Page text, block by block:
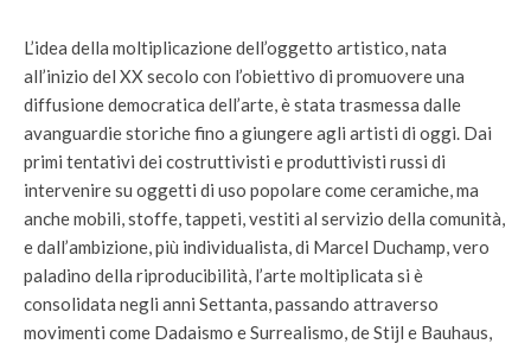
L’idea della moltiplicazione dell’oggetto artistico, nata
all’inizio del XX secolo con l’obiettivo di promuovere una
diffusione democratica dell’arte, è stata trasmessa dalle
avanguardie storiche fino a giungere agli artisti di oggi. Dai
primi tentativi dei costruttivisti e produttivisti russi di
intervenire su oggetti di uso popolare come ceramiche, ma
anche mobili, stoffe, tappeti, vestiti al servizio della comunità,
e dall’ambizione, più individualista, di Marcel Duchamp, vero
paladino della riproducibilità, l’arte moltiplicata si è
consolidata negli anni Settanta, passando attraverso
movimenti come Dadaismo e Surrealismo, de Stijl e Bauhaus,